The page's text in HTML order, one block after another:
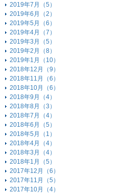
2019年7月（5）
2019年6月（2）
2019年5月（6）
2019年4月（7）
2019年3月（5）
2019年2月（8）
2019年1月（10）
2018年12月（9）
2018年11月（6）
2018年10月（6）
2018年9月（4）
2018年8月（3）
2018年7月（4）
2018年6月（5）
2018年5月（1）
2018年4月（4）
2018年3月（4）
2018年1月（5）
2017年12月（6）
2017年11月（5）
2017年10月（4）